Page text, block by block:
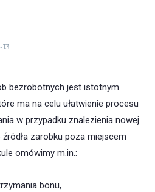
bezrobotnych jest istotnym
ma na celu ułatwienie procesu
w przypadku znalezienia nowej
zarobku poza miejscem
omówimy m.in.:
bonu,